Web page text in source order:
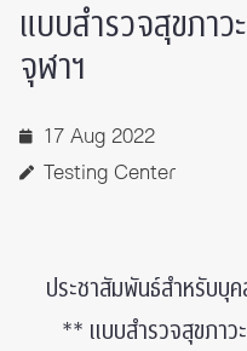
แบบสำรวจสุขภาว
จุฬาฯ
17 Aug 2022
Testing Center
ประชาสัมพันธ์สำหรับบุ
** แบบสำรวจสุขภาว